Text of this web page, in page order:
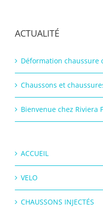
ACTUALITÉ
Déformation chaussure
Chaussons et
Bienvenue chez Riviera
ACCUEIL
VELO
CHAUSSONS INJECTÉS